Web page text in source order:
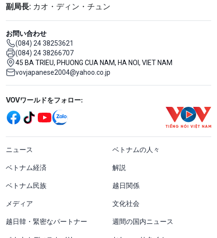
副局長: カオ・ディン・チュン
お問い合わせ
(084) 24 38253621
(084) 24 38266707
45 BA TRIEU, PHUONG CUA NAM, HA NOI, VIET NAM
vovjapanese2004@yahoo.co.jp
Mạng xã hội
VOVワールドをフォロー:
menu footer tiếng Nhật
ニュース ベトナムの人々
ベトナム経済 解説
ベトナム民族 越日関係
メディア 文化社会
越日韓・緊密なパートナー 週間の国内ニュース